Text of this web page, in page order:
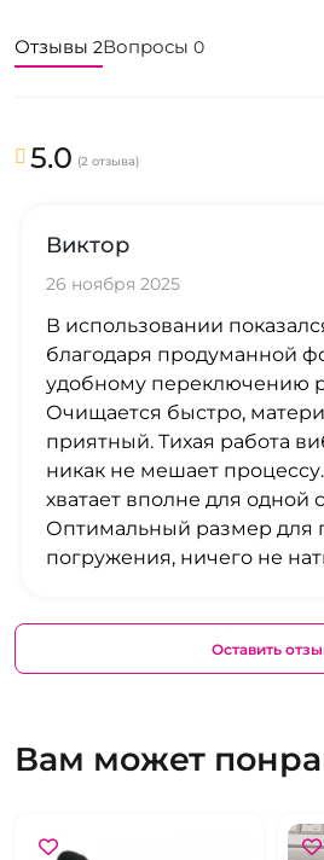
Отзывы 2Вопросы 0
5.0 (2 отзыва)
Виктор
26 ноября 2025
В использовании
благодаря продуманной
удобному переключению
Очищается быстро,
приятный. Тихая работа
никак не мешает
хватает вполне для одной
Оптимальный размер для
погружения, ничего не
Оставить
Вам может